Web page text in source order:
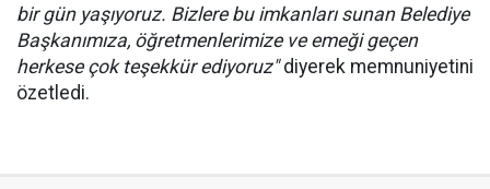
bir gün yaşıyoruz. Bizlere bu imkanları sunan Belediye
Başkanımıza, öğretmenlerimize ve emeği geçen
herkese çok teşekkür ediyoruz"diyerek memnuniyetini
özetledi.